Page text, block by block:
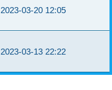
2023-03-20 12:05
2023-03-13 22:22